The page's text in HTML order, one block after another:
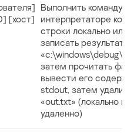
[хост]
Выполнить команду в
интерпретаторе
строки локально или
записать результат
затем прочитать
вывести его
stdout, затем
«out.txt» (локально
удаленно)